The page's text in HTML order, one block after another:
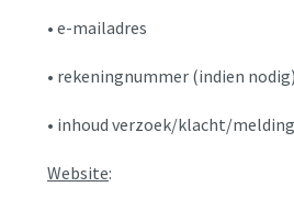
• e-mailadres
• rekeningnummer (indien nodig)
• inhoud verzoek/klacht/melding
Website: